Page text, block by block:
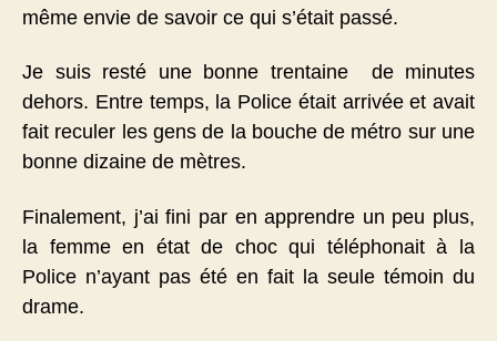
même envie de savoir ce qui s’était passé.
Je suis resté une bonne trentaine de minutes
dehors. Entre temps, la Police était arrivée et avait
fait reculer les gens de la bouche de métro sur une
bonne dizaine de mètres.
Finalement, j’ai fini par en apprendre un peu plus,
la femme en état de choc qui téléphonait à la
Police n’ayant pas été en fait la seule témoin du
drame.